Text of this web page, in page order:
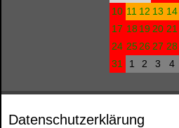
10 11 12 13 14
17 18 19 20 21
24 25 26 27 28
31
1 2 3 4
Datenschutzerklärung